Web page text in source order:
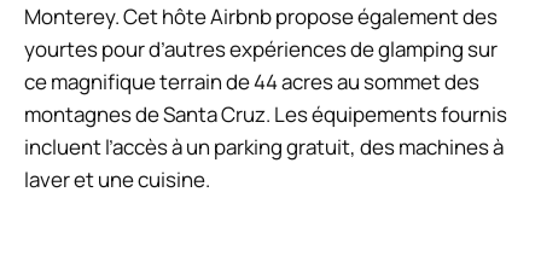
Monterey. Cet hôte Airbnb propose également des
yourtes pour d’autres expériences de glamping sur
ce magnifique terrain de 44 acres au sommet des
montagnes de Santa Cruz. Les équipements fournis
incluent l’accès à un parking gratuit, des machines à
laver et une cuisine.